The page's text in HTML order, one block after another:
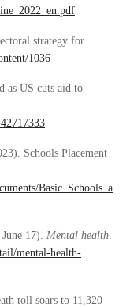
strategy for
1036
as US cuts aid to
Schools Placement
Basic_Schools_a
17). Mental health
mental-health-
toll soars to 11,320